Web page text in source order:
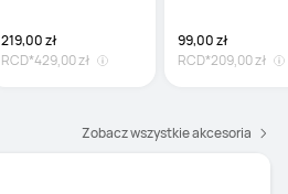
219,00 zł
RCD*429,00 zł
99,00 zł
RCD*209,00 zł
Zobacz wszystkie akcesoria